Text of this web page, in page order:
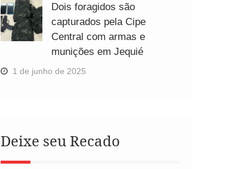
Dois foragidos são
capturados pela Cipe
Central com armas e
munições em Jequié
1 de junho de 2025
Deixe seu Recado